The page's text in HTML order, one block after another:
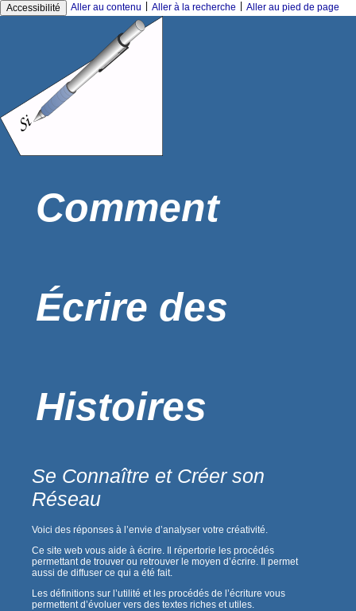
Accessibilité Aller au contenu Aller à la recherche Aller au pied de page
Comment
Écrire des
Histoires
Se Connaître et Créer son
Réseau
Voici des réponses à l’envie d’analyser votre créativité.
Ce site web vous aide à écrire. Il répertorie les procédés
permettant de trouver ou retrouver le moyen d’écrire. Il permet
aussi de diffuser ce qui a été fait.
Les définitions sur l’utilité et les procédés de l’écriture vous
permettent d’évoluer vers des textes riches et utiles.